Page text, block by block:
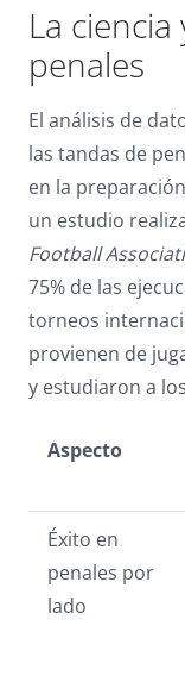
La
penales
El análisis de
las tandas de
en la
un estudio
Football
75% de las
torneos
provienen de
y estudiaron a
Aspecto
Éxito en
penales por
lado